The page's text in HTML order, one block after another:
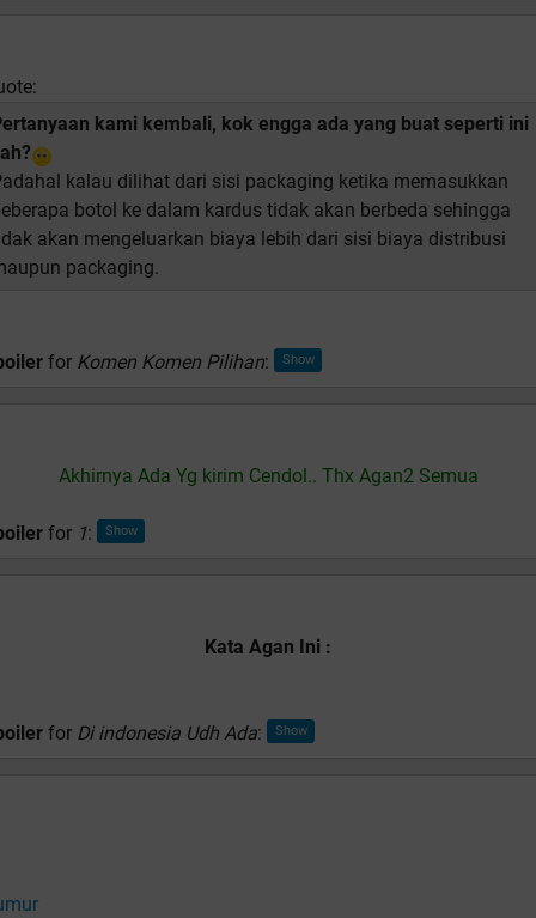
kami kembali, kok engga ada yang buat seperti ini
kalau dilihat dari sisi packaging ketika memasukkan
botol ke dalam kardus tidak akan berbeda sehingga
akan mengeluarkan biaya lebih dari sisi biaya distribusi
packaging.
for Komen Komen Pilihan:
Akhirnya Ada Yg kirim Cendol.. Thx Agan2 Semua
for 1:
Kata Agan Ini :
for Di indonesia Udh Ada: